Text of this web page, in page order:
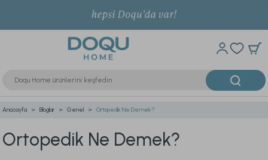
Anasayfa Bloglar Genel Ortopedik Ne Demek?
Ortopedik Ne Demek?